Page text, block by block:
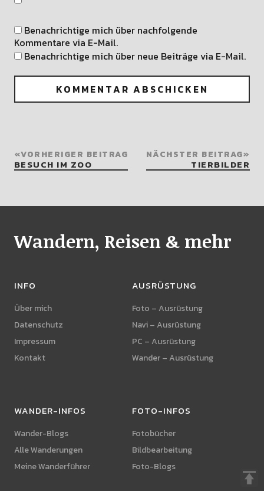
Benachrichtige mich über nachfolgende
Kommentare via E-Mail.
Benachrichtige mich über neue Beiträge via E-Mail.
VORHERIGER BEITRAG
BESUCH IM ZOO
NÄCHSTER BEITRAG
TIERBILDER
Wandern, Reisen & mehr
INFO
Über mich
Datenschutz
Impressum
Kontakt
AUSRÜSTUNG
Foto – Ausrüstung
Navi – Ausrüstung
PC – Ausrüstung
Wander – Ausrüstung
WANDER-INFOS
Wander-Blogs
Alle Wanderungen
Meine Wanderführer
FOTO-INFOS
Fotobücher
Bildbearbeitung
Foto-Blogs